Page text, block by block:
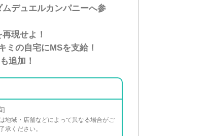
デュエルカンパニーへ参
現せよ！
ミの自宅にMSを支給！
追加！
地域・店舗などによって異なる場合がご
承ください。